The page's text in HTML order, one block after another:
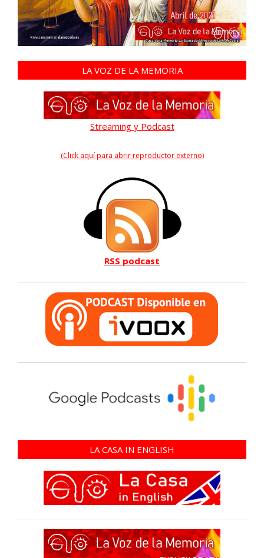
LA VOZ DE LA MEMORIA
Streaming y Podcast
(Click aquí para abrir reproductor externo)
RSS podcast
LA CASA IN ENGLISH